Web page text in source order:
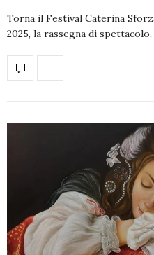
Torna il Festival Caterina
2025, la rassegna di